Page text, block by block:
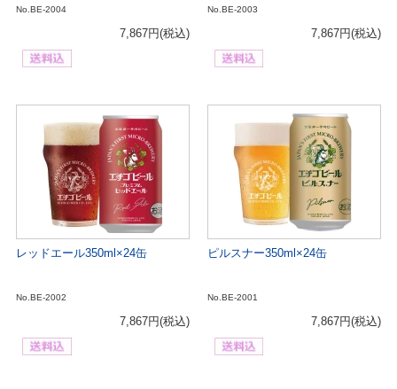
No.BE-2004
7,867円(税込)
No.BE-2003
7,867円(税込)
レッドエール350ml×24缶
No.BE-2002
7,867円(税込)
ピルスナー350ml×24缶
No.BE-2001
7,867円(税込)